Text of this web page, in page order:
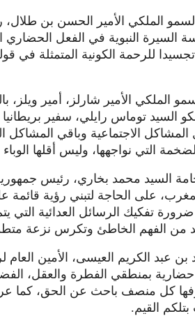
الأمير الحسن بن طلال،
السيرة النبوية في الفعل
للرحمة الكونية المتمثلة في
الأمير شارلز، أمير ويلز،
السيد توماس رايلي، سفير
الاجتماعية وباقي المشاكل
التي نواجهها، وليس أقلها الوباء
محمد بخاري، رئيس جمهورية
على الحاجة لتبني رؤية
تفكيك الرسائل العدائية التي
من الفهم الخاطئ وتكرس نزعة
عبد الكريم العيسى، الأمين العام
حضارية بمنطقي الفطرة والعقل،
كل منصف باحث عن الحق، كما
القيم.